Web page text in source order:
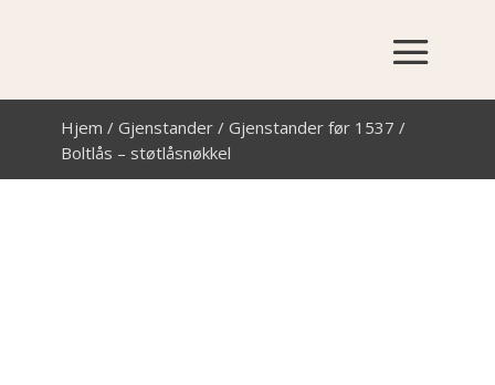
Hjem / Gjenstander/ Gjenstander før 1537 /
Boltlås – støtlåsnøkkel